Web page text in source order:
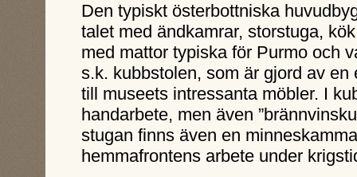
Den typiskt österbottniska
talet med ändkamrar, storstuga,
med mattor typiska för Purmo och
s.k. kubbstolen, som är gjord av
till museets intressanta möbler. I
handarbete, men även
stugan finns även en
hemmafrontens arbete under